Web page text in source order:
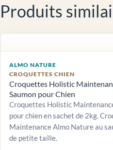
Produits
ALMO NATURE
CROQUETTES CHIEN
Croquettes Holistic
Saumon pour Chien
Croquettes Holistic
pour chien en sachet de 2kg.
Maintenance Almo Nature au
de petite taille.